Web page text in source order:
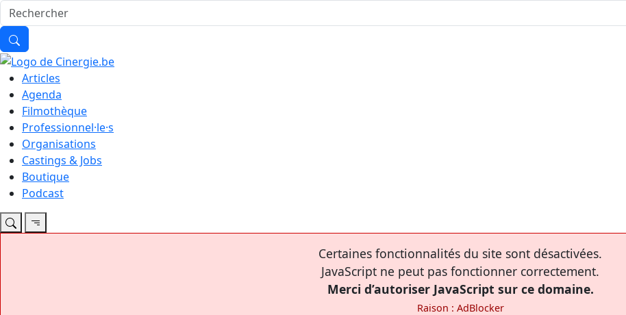
Articles
Agenda
Filmothèque
Professionnel·le·s
Organisations
Castings & Jobs
Boutique
Podcast
Certaines fonctionnalités du site sont désactivées.
JavaScript ne peut pas fonctionner correctement.
Merci d’autoriser JavaScript sur ce domaine.
Raison : AdBlocker